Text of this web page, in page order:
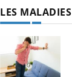
LES MALADIES